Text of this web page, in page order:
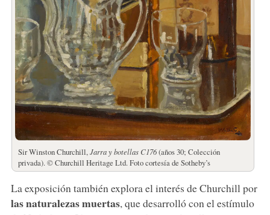
Sir Winston Churchill,Jarra y botellas C176(años 30; Colección
privada). © Churchill Heritage Ltd. Foto cortesía de Sotheby’s
La exposición también explora el interés de Churchill por
las naturalezas muertas, que desarrolló con el estímulo